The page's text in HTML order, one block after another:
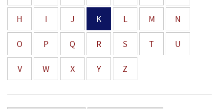
H I J K L M N
O P Q R S T U
V W X Y Z